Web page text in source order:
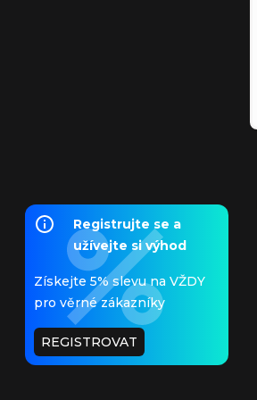
Registrujte se a
užívejte si výhod
Získejte 5% slevu na VŽDY
pro věrné zákazníky
REGISTROVAT